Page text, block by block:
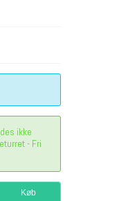
ikke
- Fri
Køb